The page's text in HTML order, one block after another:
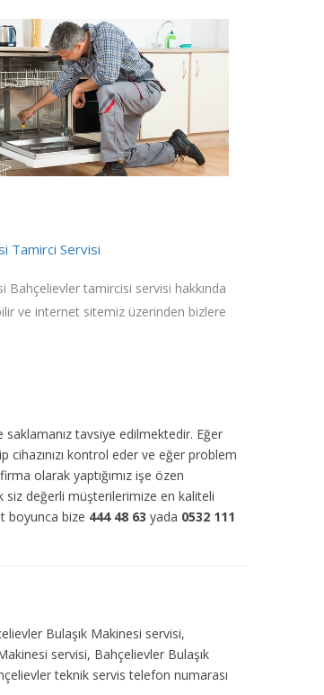
Tamirci Servisi
Bahçelievler tamircisi servisi hakkında
ve internet sitemiz üzerinden bizlere
saklamanız tavsiye edilmektedir. Eğer
cihazınızı kontrol eder ve eğer problem
olarak yaptığımız işe özen
siz değerli müşterilerimize en kaliteli
boyunca bize 444 48 63 yada 0532 111
Bulaşık Makinesi servisi,
servisi, Bahçelievler Bulaşık
teknik servis telefon numarası